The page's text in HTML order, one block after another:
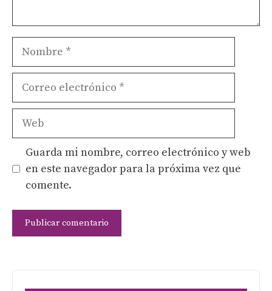
Nombre
Correo
Web
Guarda mi nombre, correo electrónico y web
en este navegador para la próxima vez que
comente.